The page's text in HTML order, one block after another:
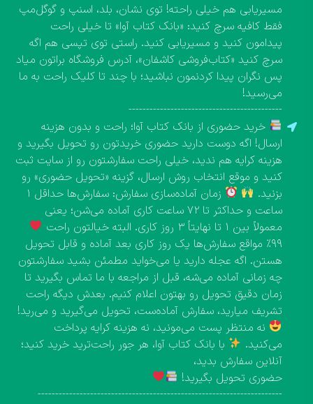
مسیریابی هم خیلی راحته! توی نشان، بلد، اسنپ و گوگل‌مپ
فقط کافیه سرچ کنید: «بانک کتاب آوا» تا خیلی راحت
پیدامون کنید و مسیریابی کنید. راستی توی تپسی هم اگه
سرچ کنید «کتاب‌فروشی کاشفان»، آدرس فروشگاه براتون میاد
پس نگران پیدا کردنمون نباشید؛ با چند تا کلیک راحت به ما
می‌رسید!
--------------------------------------------
خرید حضوری از بانک کتاب آوا؛ راحت و بدون هزینه
ارسال! اگه دوست دارید حضوری خریدتون رو تحویل بگیرید و
هزینه کرایه هم ندید، خیلی راحت سفارشتون رو از سایت ثبت
کنید و موقع انتخاب روش ارسال، گزینه «تحویل حضوری» رو
بزنید.
زمان آماده‌سازی سفارش: سفارش‌ها حداقل ۱
ساعت و حداکثر تا ۷۲ ساعت کاری آماده می‌شن؛ یعنی
معمولاً بین ۱ تا نهایتاً ۳ روز کاری. البته خیالتون راحت
۹۹٪ مواقع سفارش‌ها یک روز کاری بعد آماده و قابل تحویل
هستن. اگه عجله دارید یا می‌خواید مطمئن بشید سفارشتون
چه زمانی آماده می‌شه، قبل از مراجعه با ما تماس بگیرید تا
زمان دقیق تحویل رو بهتون اعلام کنیم. بعدش دیگه راحت
تشریف میارید، سفارش آماده‌ست، تحویل می‌گیرید و می‌رید!
نه منتظر پست می‌مونید، نه هزینه کرایه پرداخت
می‌کنید.
با بانک کتاب آوا، هر جور راحت‌ترید خرید کنید؛
آنلاین سفارش بدید،
حضوری تحویل بگیرید!
----------------------------------------------------------------------